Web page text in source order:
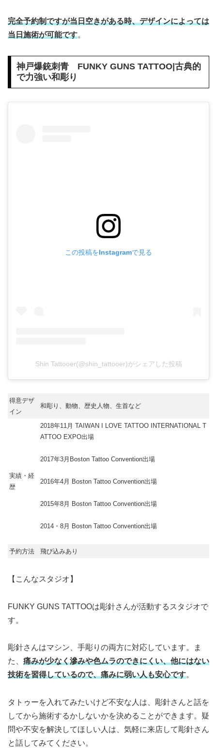
完全予約制ですが当日空きがある時、デザインによっては
当日施術が可能です。
神戸爆銃刺青 FUNKY GUNS TATTOO|古典的
で力強い和彫り
この投稿をInstagramで見る
Shin Tattooer(@shin_tattooer)がシェアした投稿
得意デザ
イン
和彫り、動物、歴史人物、生首など
実績・経
歴
2018年11月 TAIWAN I LOVE TATTOO INTERNATIONAL T
ATTOO EXPO出場
2017年3月Boston Tattoo Convention出場
2016年4月 Boston Tattoo Convention出場
2015年8月 Boston Tattoo Convention出場
2014・8月 Boston Tattoo Convention出場
予約方法 飛び込みあり
【こんなスタジオ】
FUNKY GUNS TATTOOは彫針さんが活動するスタジオで
す。
彫針さんはマシン、手彫りの両方に対応しています。ま
た、 痛みが少なく滲みや色ムラのできにくい、他にはない
技術を習得しているので、痛みに弱い人も安心です。
タトゥーを入れてみたいけど不安な人は、彫針さんと話を
してから施術するかしないかを決めることができます。疑
問や不安を解決してほしい人は、気軽に来店して彫針さん
と話してみてください。